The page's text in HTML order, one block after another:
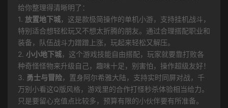
给你整理得清晰明了：
1. 放置地下城 ，这是款极简操作的单机小游，支持挂机战斗，
特别适合想轻松玩又不想太折腾的朋友。通过合理搭配职业和
装备，队伍战斗力蹭蹭上涨，玩起来轻松又解压。
2. 小小地下城 ，这个游戏技能自由搭配，玩家就要靠打败各
种奇怪怪物来升级自己，趣味十足，别害怕，操作超级友好！
3.
勇士与冒险 ，置身阿尔希雅大陆，支持实时同屏对战，千
万别小看这Q版风格，游戏里的合作打怪秒杀体验相当给力。
只是要留心充值点比较多，预算有限的小伙伴要有所准备。